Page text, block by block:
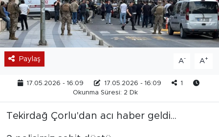
Paylaş A- A+
17.05.2026 - 16:09 17.05.2026 - 16:09
1
Okunma Süresi: 2 Dk
Tekirdağ Çorlu'dan acı haber geldi...